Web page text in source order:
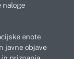
naloge
enote
javne objave